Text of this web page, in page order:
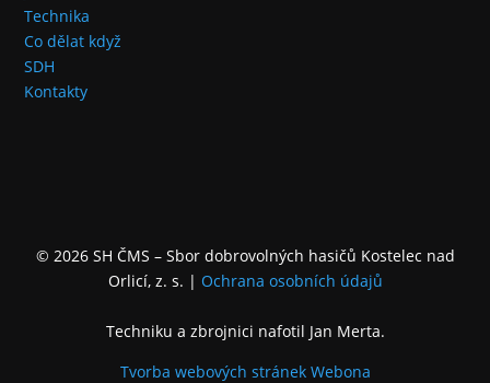
Technika
Co dělat když
SDH
Kontakty
© 2026 SH ČMS – Sbor dobrovolných hasičů Kostelec nad
Orlicí, z. s. | Ochrana osobních údajů
Techniku a zbrojnici nafotil Jan Merta.
Tvorba webových stránek Webona